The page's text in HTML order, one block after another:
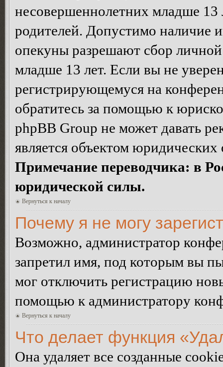
несовершеннолетних младше 13
родителей. Допустимо наличие
опекуны разрешают сбор
младше 13 лет. Если вы не
регистрирующемуся на
обратитесь за помощью к
phpBB Group не может давать
является объектом
Примечание переводчика: в
юридической силы.
Вернуться к началу
Почему я не могу
Возможно, администратор
запретил имя, под которым вы
мог отключить регистрацию
помощью к администратору
Вернуться к началу
Что делает функция
Она удаляет все созданные